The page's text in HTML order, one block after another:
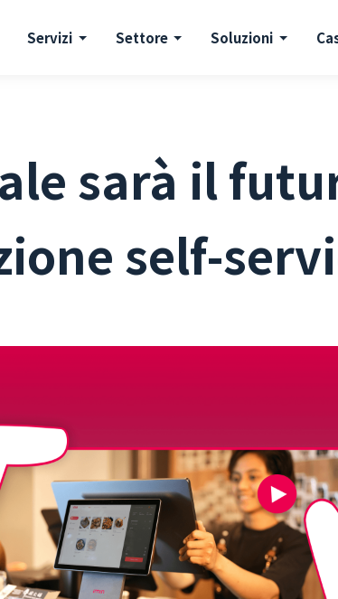
Servizi Settore Soluzioni
sarà il
self-